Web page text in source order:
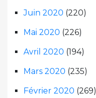
Juin 2020 (220)
Mai 2020 (226)
Avril 2020 (194)
Mars 2020 (235)
Février 2020 (269)